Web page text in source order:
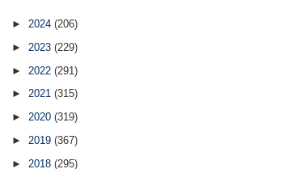
►2024(206)
► 2023(229)
► 2022(291)
►2021(315)
►2020(319)
► 2019(367)
► 2018(295)